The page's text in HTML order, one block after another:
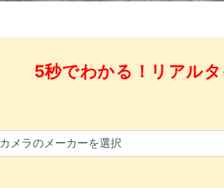
5秒でわかる！リアル